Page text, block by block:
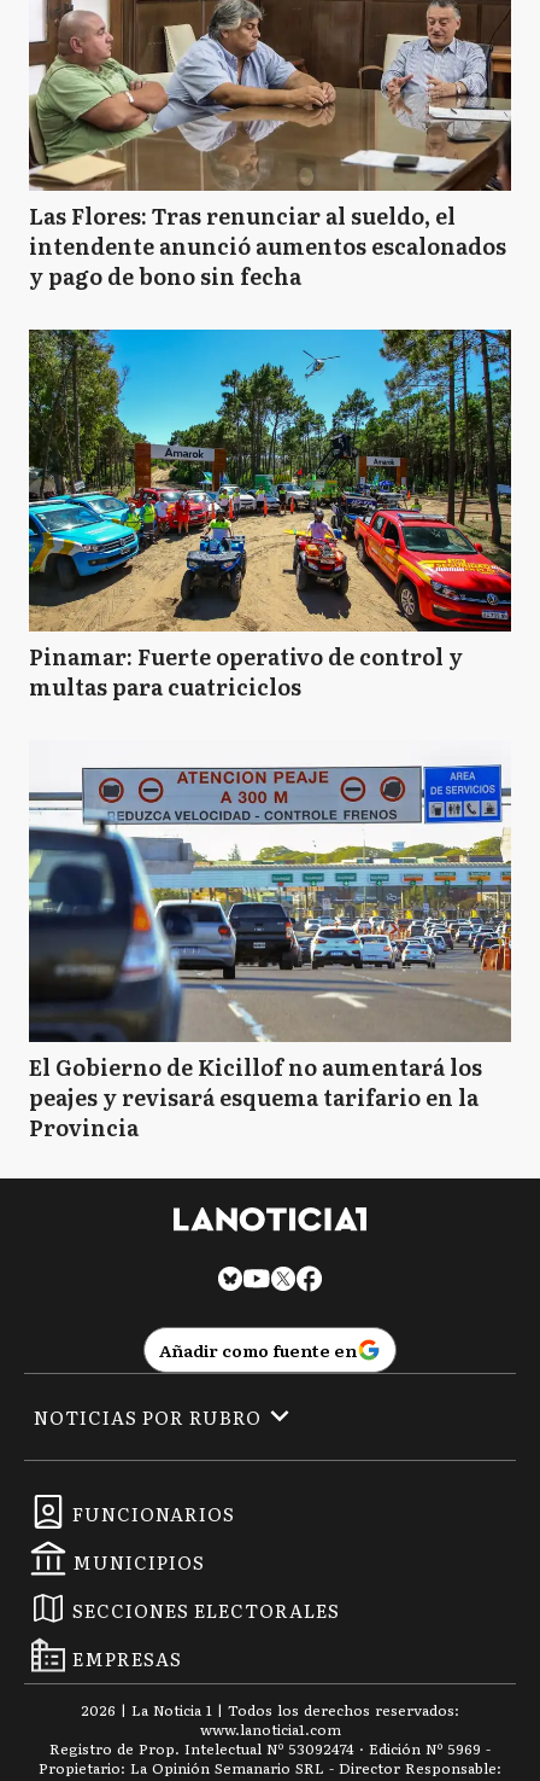
Las Flores: Tras renunciar al sueldo, el
intendente anunció aumentos escalonados
y pago de bono sin fecha
Pinamar: Fuerte operativo de control y
multas para cuatriciclos
El Gobierno de Kicillof no aumentará los
peajes y revisará esquema tarifario en la
Provincia
Añadir como fuente en
FUNCIONARIOS
MUNICIPIOS
SECCIONES ELECTORALES
EMPRESAS
NOTICIAS POR RUBRO
2026 | La Noticia 1 | Todos los derechos reservados:
www.lanoticia1.com
Registro de Prop. Intelectual Nº 53092474 · Edición Nº 5969 -
Propietario: La Opinión Semanario SRL - Director Responsable: